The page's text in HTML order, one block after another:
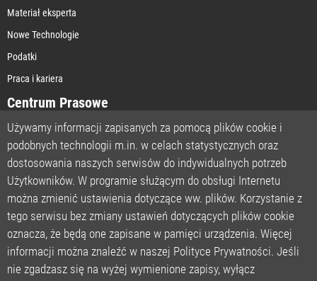
Materiał eksperta
Nowe Technologie
Podatki
Praca i kariera
Centrum Prasowe
STRONA GŁÓWNA
O NAS
POLITYKA PRYWATNOŚCI
REGULAMIN
LICENCJA
REJESTRACJA
Używamy informacji zapisanych za pomocą plików cookie i
podobnych technologii m.in. w celach statystycznych oraz
dostosowania naszych serwisów do indywidualnych potrzeb
Użytkowników. W programie służącym do obsługi Internetu
można zmienić ustawienia dotyczące ww. plików. Korzystanie z
tego serwisu bez zmiany ustawień dotyczących plików cookie
oznacza, że będą one zapisane w pamięci urządzenia. Więcej
informacji można znaleźć w naszej Polityce Prywatności. Jeśli
nie zgadzasz się na wyżej wymienione zapisy, wyłącz